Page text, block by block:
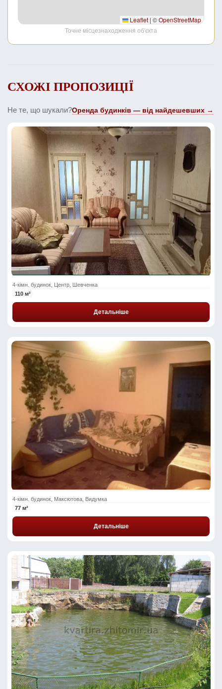
Leaflet | ©OpenStreetMap
Точне місцезнаходження об'єкта
СХОЖІ ПРОПОЗИЦІЇ
Не те, що шукали?Оренда будинків — від найдешевших →
4-кімн. будинок, Центр, Шевченка
110 м²
Детальніше
4-кімн. будинок, Максютова, Видумка
77 м²
Детальніше